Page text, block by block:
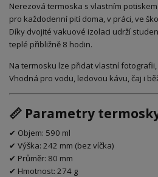
Nerezová termoska s vlastním
pro každodenní pití doma, v práci, ve
Díky dvojité vakuové izolaci udrží
teplé přibližně 8 hodin.
Na termosku lze přidat vlastní
Vhodná pro vodu, ledovou kávu, čaj i
📏 Parametry
✔ Objem: 590 ml
✔ Výška: 242 mm (bez víčka)
✔ Průměr: 80 mm
✔ Hmotnost: 274 g